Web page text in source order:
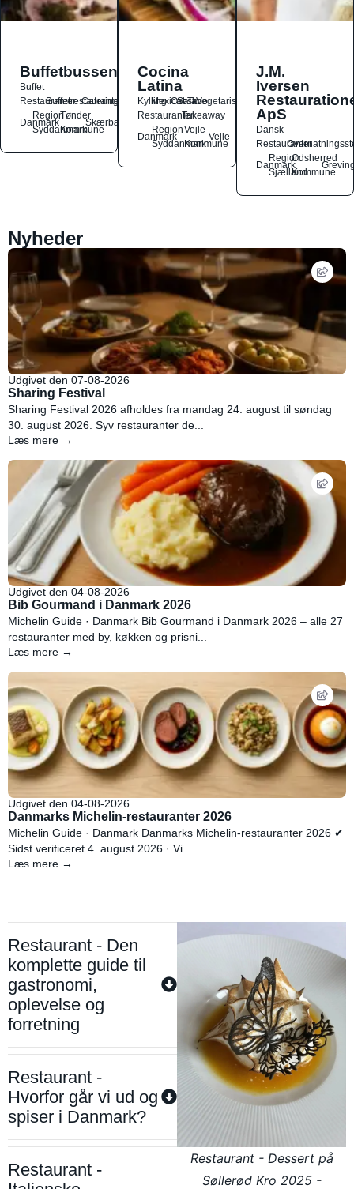
Buffetbussen
Buffet
Restauranter
Buffetrestauranter
Catering
Danmark
Region
Syddanmark
Tønder
Kommune
Skærbæk
Cocina
Latina
Kylling
Mexicansk
OstSalat
TacoVegetarisk
RestauranterTakeaway
Danmark
Region
Syddanmark
Vejle
Kommune
Vejle
J.M.
Iversen
ApS
Dansk
Restauranter
Danmark
Region
Sjælland
Odsherred
Kommune
Nyheder
Udgivet den 07-08-2026
Sharing Festival
Sharing Festival 2026 afholdes fra mandag 24. august til søndag
30. august 2026. Syv restauranter de...
Læs mere →
Udgivet den 04-08-2026
Bib Gourmand i Danmark 2026
Michelin Guide · Danmark Bib Gourmand i Danmark 2026 – alle 27
restauranter med by, køkken og prisni...
Læs mere →
Udgivet den 04-08-2026
Danmarks Michelin-restauranter 2026
Michelin Guide · Danmark Danmarks Michelin-restauranter 2026 ✔
Sidst verificeret 4. august 2026 · Vi...
Læs mere →
Restaurant - Den
komplette guide til
gastronomi,
oplevelse og
forretning
Restaurant -
Hvorfor går vi ud og
spiser i Danmark?
Restaurant -
Restaurant - Dessert på
Søllerød Kro 2025 -